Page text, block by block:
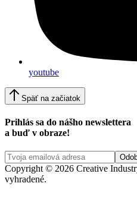
youtube
Späť na začiatok
Prihlás sa do nášho newslettera
a buď v obraze!
Copyright © 2026 Creative
vyhradené.